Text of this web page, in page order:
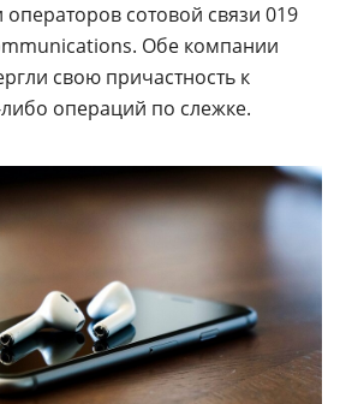
операторов сотовой связи 019
Обе компании
свою причастность к
операций по слежке.